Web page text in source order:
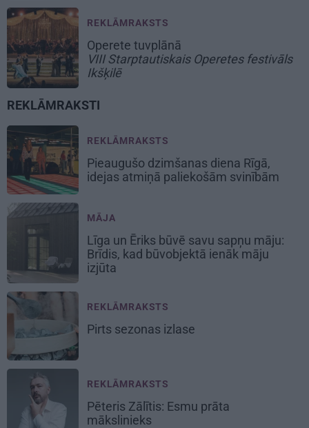
REKLĀMRAKSTS
Operete tuvplānā
VIII Starptautiskais Operetes festivāls
Ikšķilē
REKLĀMRAKSTI
REKLĀMRAKSTS
Pieaugušo dzimšanas diena Rīgā,
idejas atmiņā paliekošām svinībām
MĀJA
Līga un Ēriks būvē savu sapņu māju:
Brīdis, kad būvobjektā ienāk māju
izjūta
REKLĀMRAKSTS
Pirts sezonas izlase
REKLĀMRAKSTS
Pēteris Zālītis: Esmu prāta
mākslinieks